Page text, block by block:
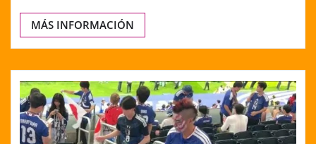
MÁS INFORMACIÓN